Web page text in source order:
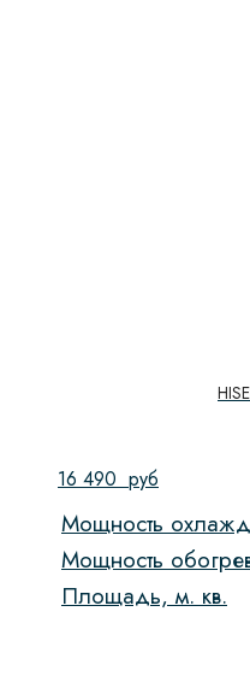
16 490 руб
Мощность
Мощность
Площадь, м. кв.